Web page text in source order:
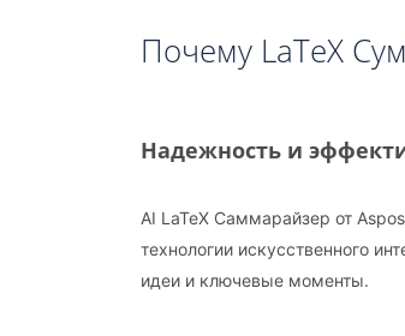
Почему LaTeX
Надежность и
AI LaTeX Саммарайзер от
технологии искусственного
идеи и ключевые моменты.